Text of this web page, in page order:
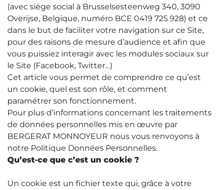
(avec siège social à Brusselsesteenweg 340, 3090
Overijse, Belgique, numéro BCE 0419 725 928) et ce
dans le but de faciliter votre navigation sur ce Site,
pour des raisons de mesure d’audience et afin que
vous puissiez interagir avec les modules sociaux sur
le Site (Facebook, Twitter…)
Cet article vous permet de comprendre ce qu’est
un cookie, quel est son rôle, et comment
paramétrer son fonctionnement.
Pour plus d’informations concernant les traitements
de données personnelles mis en œuvre par
BERGERAT MONNOYEUR nous vous renvoyons à
notre Politique Données Personnelles.
Qu’est-ce que c’est un cookie ?
Un cookie est un fichier texte qui, grâce à votre